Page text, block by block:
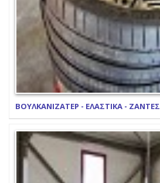
ΒΟΥΛΚΑΝΙΖΑΤΕΡ - ΕΛΑΣΤΙΚΑ - ΖΑΝΤΕΣ